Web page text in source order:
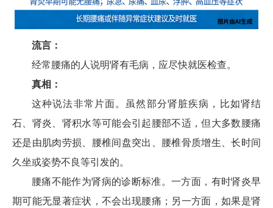
流言：
经常腰痛的人说明肾有毛病，应尽快就医检查。
真相：
这种说法非常片面。虽然部分肾脏疾病，比如肾结
石、肾炎、肾积水等可能会引起腰部不适，但大多数腰痛
还是由肌肉劳损、腰椎间盘突出、腰椎骨质增生、长时间
久坐或姿势不良等引发的。
腰痛不能作为肾病的诊断标准。一方面，有时肾炎早
期可能无显著症状，不会出现腰痛；另一方面，如果是肾